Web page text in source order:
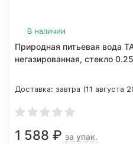
В наличии
Природная питьевая вода
негазированная, стекло
Доставка: завтра (11 августа
1 588 ₽ за упак.